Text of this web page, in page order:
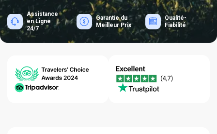
Assistance
en Ligne
24/7
Garantie du
Meilleur Prix
Qualité-
Fiabilité